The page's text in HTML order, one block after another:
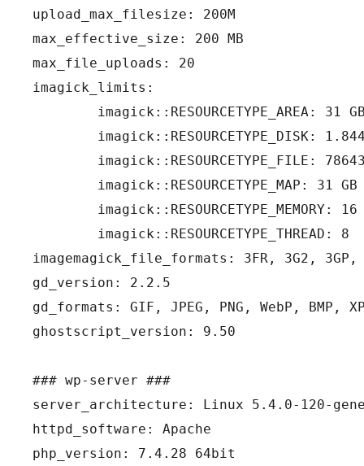
upload_max_filesize: 200M
max_effective_size: 200 MB
max_file_uploads: 20
imagick_limits:
imagemagick_file_formats: 3FR, 3G2, 3GP,
gd_version: 2.2.5
gd_formats: GIF, JPEG, PNG, WebP, BMP,
ghostscript_version: 9.50
### wp-server ###
server_architecture: Linux 5.4.0-120-
httpd_software: Apache
php_version: 7.4.28 64bit